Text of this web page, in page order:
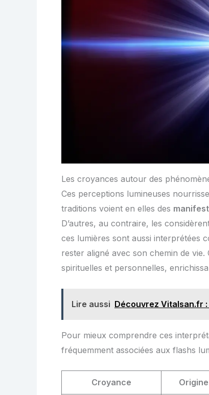
Les croyances autour des
Ces perceptions lumineuses
traditions voient en elles des
D’autres, au contraire, les
ces lumières sont aussi interprétées
rester aligné avec son chemin de
spirituelles et personnelles,
Lire aussi Découvrez Vitalsan.fr
Pour mieux comprendre ces
fréquemment associées aux flashs
Croyance